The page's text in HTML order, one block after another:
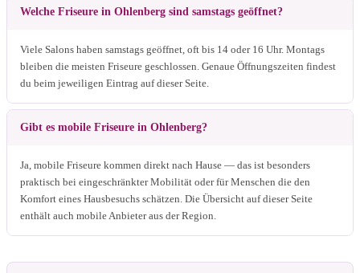
Welche Friseure in Ohlenberg sind samstags geöffnet?
Viele Salons haben samstags geöffnet, oft bis 14 oder 16 Uhr. Montags
bleiben die meisten Friseure geschlossen. Genaue Öffnungszeiten findest
du beim jeweiligen Eintrag auf dieser Seite.
Gibt es mobile Friseure in Ohlenberg?
Ja, mobile Friseure kommen direkt nach Hause — das ist besonders
praktisch bei eingeschränkter Mobilität oder für Menschen die den
Komfort eines Hausbesuchs schätzen. Die Übersicht auf dieser Seite
enthält auch mobile Anbieter aus der Region.